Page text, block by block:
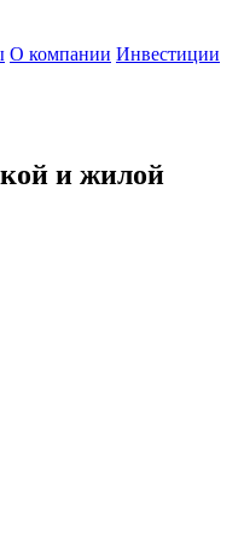
О компании Инвестиции
и жилой